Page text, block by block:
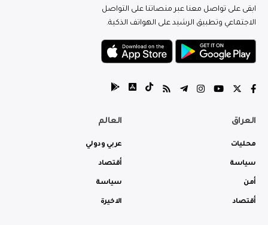
ابقى على تواصل معنا عبر منصاتنا على التواصل
الاجتماعي وتطبيق الرشيد على الهواتف الذكية.
العراق
محليات
سياسة
أمن
أقتصاد
العالم
عربي ودولي
أقتصاد
سياسة
الاخيرة